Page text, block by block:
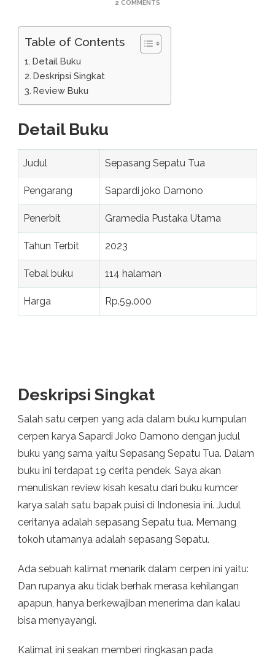
2 COMMENTSON
TUA
Table of Contents
Detail Buku
Deskripsi Singkat
Review Buku
Detail Buku
Judul Sepasang Sepatu Tua
Pengarang Sapardi joko Damono
Penerbit Gramedia Pustaka Utama
Tahun Terbit 2023
Tebal buku 114 halaman
Harga Rp.59.000
Deskripsi Singkat
Salah satu cerpen yang ada dalam buku kumpulan
cerpen karya Sapardi Joko Damono dengan judul
buku yang sama yaitu Sepasang Sepatu Tua. Dalam
buku ini terdapat 19 cerita pendek. Saya akan
menuliskan review kisah kesatu dari buku kumcer
karya salah satu bapak puisi di Indonesia ini. Judul
ceritanya adalah sepasang Sepatu tua. Memang
tokoh utamanya adalah sepasang Sepatu.
Ada sebuah kalimat menarik dalam cerpen ini yaitu:
Dan rupanya aku tidak berhak merasa kehilangan
apapun, hanya berkewajiban menerima dan kalau
bisa menyayangi.
Kalimat ini seakan memberi ringkasan pada